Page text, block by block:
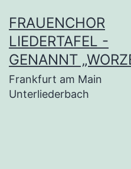
Inhalt
springen
FRAUENCHOR
LIEDERTAFEL -
GENANNT
Frankfurt am Main
Unterliederbach